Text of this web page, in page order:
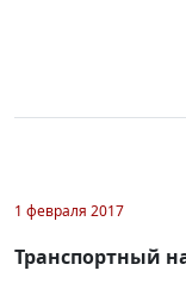
1 февраля 2017
Транспортный